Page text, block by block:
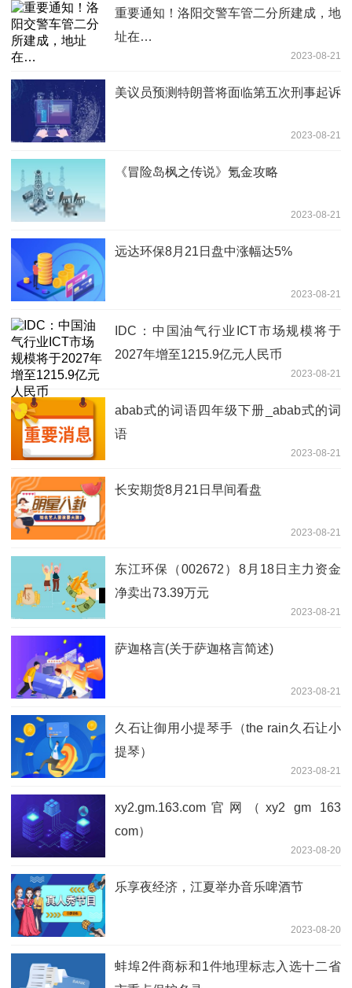
重要通知！洛阳交警车管二分所建成，地
址在…
2023-08-21
美议员预测特朗普将面临第五次刑事起诉
2023-08-21
《冒险岛枫之传说》氪金攻略
2023-08-21
远达环保8月21日盘中涨幅达5%
2023-08-21
IDC：中国油气行业ICT市场规模将于
2027年增至1215.9亿元人民币
2023-08-21
abab式的词语四年级下册_abab式的词
语
2023-08-21
长安期货8月21日早间看盘
2023-08-21
东江环保（002672）8月18日主力资金
净卖出73.39万元
2023-08-21
萨迦格言(关于萨迦格言简述)
2023-08-21
久石让御用小提琴手（the rain久石让小
提琴）
2023-08-21
xy2.gm.163.com官网（xy2 gm 163
com）
2023-08-20
乐享夜经济，江夏举办音乐啤酒节
2023-08-20
蚌埠2件商标和1件地理标志入选十二省